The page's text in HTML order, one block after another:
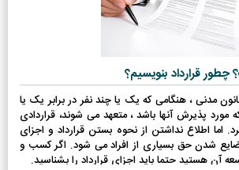
چطور قرارداد بنویسیم؟
اساس ماده ی ۱۸۳ قانون مدنی ، هنگامی که یک یا چند نفر در برابر یک یا
مورد پذیرش آنها باشد ، متعهد می شوند، قراردادی
اما اطلاع نداشتن از نحوه بستن قرارداد و اجزای
ضایع شدن حق بسیاری از افراد می شود. اگر کسب و
آن هستید حتما باید اجزای قرارداد را بشناسید.